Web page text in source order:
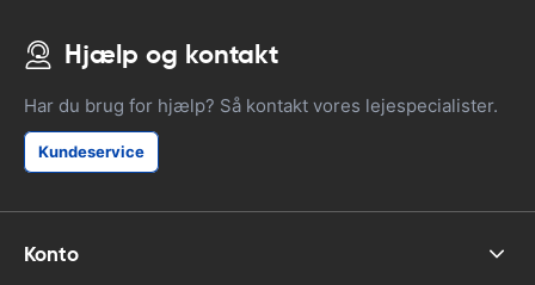
Hjælp og kontakt
Har du brug for hjælp? Så kontakt vores lejespecialister.
Kundeservice
Konto